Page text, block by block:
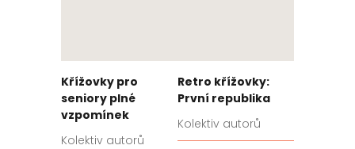
Křížovky pro
seniory plné
vzpomínek
Kolektiv autorů
Retro křížovky:
První republika
Kolektiv autorů